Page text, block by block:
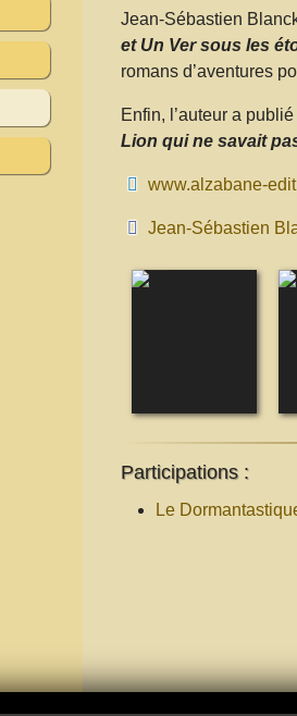
Jean-Sébastien
et Un Ver sous les
romans d’aventures
Enfin, l’auteur a
Lion qui ne savait
www.alzabane-
Jean-Sébastien
Participations :
Le